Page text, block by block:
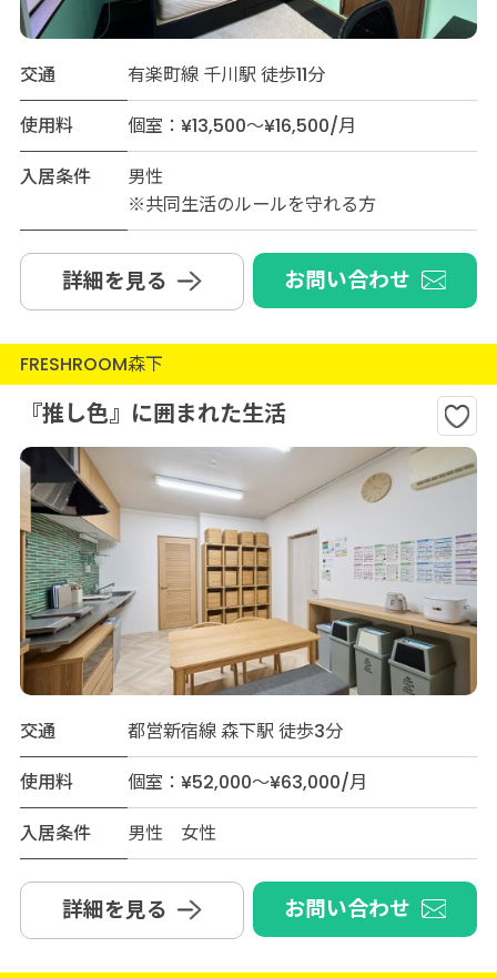
交通
有楽町線 千川駅 徒歩11分
使用料
個室：¥13,500～¥16,500/月
入居条件
男性
※共同生活のルールを守れる方
詳細を見る お問い合わせ
FRESHROOM森下
『推し色』に囲まれた生活
交通
都営新宿線 森下駅 徒歩3分
使用料
個室：¥52,000～¥63,000/月
入居条件
男性 女性
詳細を見る お問い合わせ